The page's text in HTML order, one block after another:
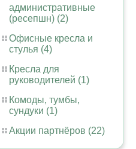
административные
(ресепшн) (2)
Офисные кресла и
стулья (4)
Кресла для
руководителей (1)
Комоды, тумбы,
сундуки (1)
Акции партнёров (22)